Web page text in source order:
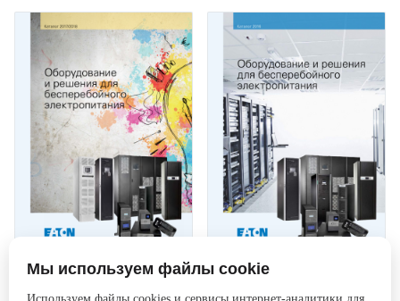
Мы используем файлы cookie